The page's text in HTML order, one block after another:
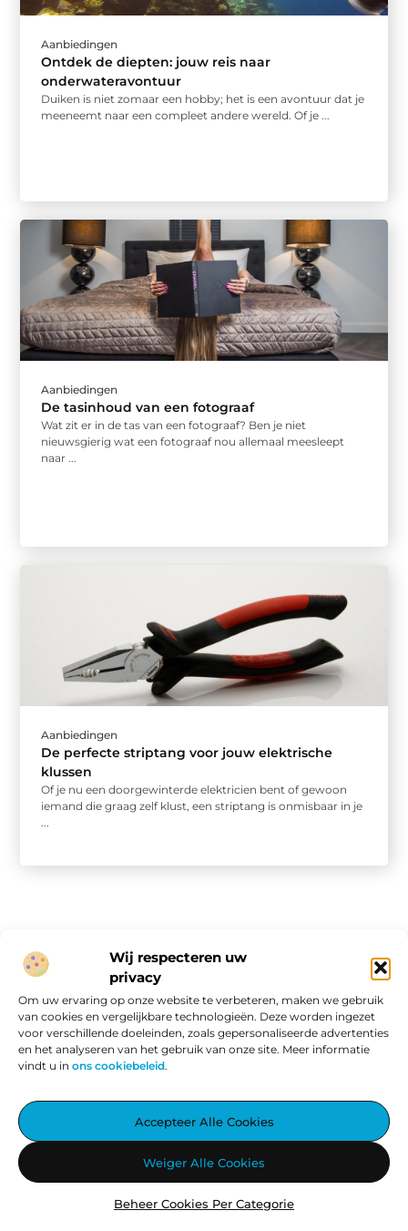
Wij respecteren uw
privacy
Om uw ervaring op onze website te verbeteren, maken we gebruik
van cookies en vergelijkbare technologieën. Deze worden ingezet
voor verschillende doeleinden, zoals gepersonaliseerde advertenties
en het analyseren van het gebruik van onze site. Meer informatie
vindt u in ons cookiebeleid.
Accepteer Alle Cookies
Weiger Alle Cookies
Beheer Cookies Per Categorie
Aanbiedingen
Ontdek de diepten: jouw reis naar
onderwateravontuur
Duiken is niet zomaar een hobby; het is een avontuur dat je
meeneemt naar een compleet andere wereld. Of je ...
Aanbiedingen
De tasinhoud van een fotograaf
Wat zit er in de tas van een fotograaf? Ben je niet
nieuwsgierig wat een fotograaf nou allemaal meesleept
naar ...
Aanbiedingen
De perfecte striptang voor jouw elektrische
klussen
Of je nu een doorgewinterde elektricien bent of gewoon
iemand die graag zelf klust, een striptang is onmisbaar in je
...
Aggiez.nl – Altijd Iets Interessants te Lezen.
Ontdek een wereld vol inspirerende blogs en artikelen, zorgvuldig
geselecteerd om jouw dag te verrijken.
Onze informatie